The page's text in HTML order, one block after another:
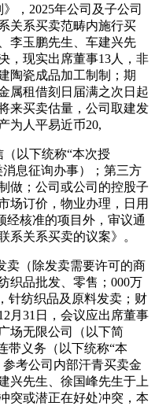
，2025年公司及子公司
关系买卖范畴内施行买
李玉鹏先生、车建兴先
，现实出席董事13人，非
陶瓷成品加工制制；期
属租借刻日届满之次日起
来买卖估量，公司取建发
为人平易近币20,
以下统称“本次授
息征询办事）；第三方
做；公司或公司的控股子
场订价，物业办理，日用
经核准的项目外，审议通
系关系买卖的议案》。
（除发卖需要许可的商
织品批发、零售；000万
针纺织品及原料发卖；财
月31日，会议应出席董事
场无限公司（以下简
带义务（以下统称“本
考公司内部汗青买卖金
兴先生、徐国峰先生于上
突或潜正在好处冲突，本